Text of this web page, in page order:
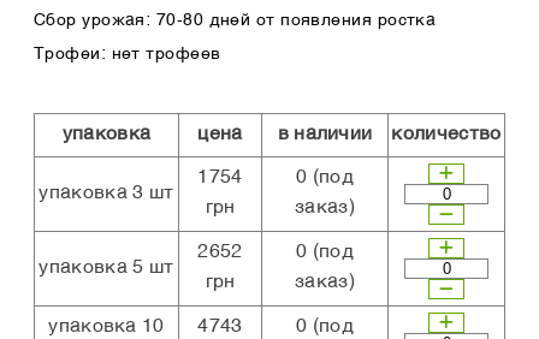
Сбор урожая: 70-80 дней от появления ростка
Трофеи: нет трофеев
упаковка цена в наличии количество
упаковка 3 шт
1754
грн
0 (под
заказ)
упаковка 5 шт
2652
грн
0 (под
заказ)
упаковка 10
4743
0 (под